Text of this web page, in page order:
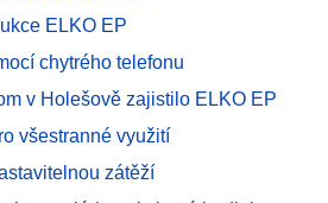
ELKO EP
chytrého telefonu
v Holešově zajistilo ELKO EP
všestranné využití
zátěží